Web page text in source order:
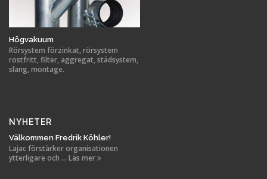
Högvakuum
Rörsystem förzinkat, rörsystem
rostfritt, filter, aggregat, städsystem,
slang, montage.
NYHETER
Välkommen Fredrik Köhler!
Lajac förstärker organisationen
ytterligare och ... Läs mer